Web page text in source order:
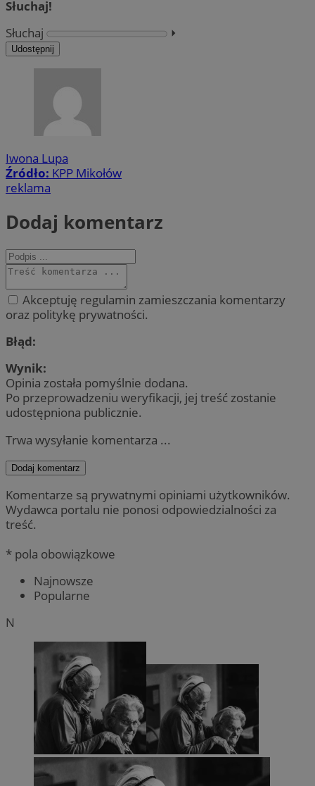
Słuchaj!
Słuchaj
⏵︎
Udostępnij
Iwona Lupa
Źródło: KPP Mikołów
reklama
Dodaj komentarz
Akceptuję regulamin zamieszczania komentarzy
oraz politykę prywatności.
Błąd:
Wynik:
Opinia została pomyślnie dodana.
Po przeprowadzeniu weryfikacji, jej treść zostanie
udostępniona publicznie.
Trwa wysyłanie komentarza ...
Dodaj komentarz
Komentarze są prywatnymi opiniami użytkowników.
Wydawca portalu nie ponosi odpowiedzialności za
treść.
* pola obowiązkowe
Najnowsze
Popularne
N